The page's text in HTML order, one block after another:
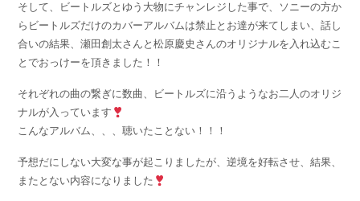
そして、ビートルズとゆう大物にチャンレジした事で、ソニーの方か
らビートルズだけのカバーアルバムは禁止とお達が来てしまい、話し
合いの結果、瀬田創太さんと松原慶史さんのオリジナルを入れ込むこ
とでおっけーを頂きました！！
それぞれの曲の繋ぎに数曲、ビートルズに沿うようなお二人のオリジ
ナルが入っています
こんなアルバム、、、聴いたことない！！！
予想だにしない大変な事が起こりましたが、逆境を好転させ、結果、
またとない内容になりました